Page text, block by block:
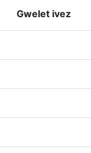
Gwelet ivez